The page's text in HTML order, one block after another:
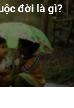
đời là gì?